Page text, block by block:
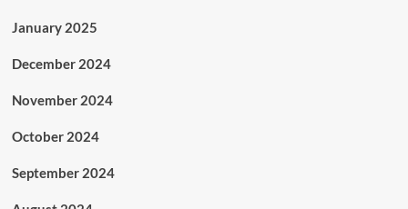
January 2025
December 2024
November 2024
October 2024
September 2024